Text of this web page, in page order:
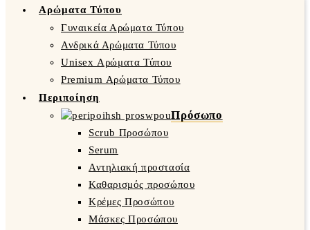
Αρώματα Τύπου
Γυναικεία Αρώματα Τύπου
Ανδρικά Αρώματα Τύπου
Unisex Αρώματα Τύπου
Premium Αρώματα Τύπου
Περιποίηση
Πρόσωπο
Scrub Προσώπου
Serum
Αντηλιακή προστασία
Καθαρισμός προσώπου
Κρέμες Προσώπου
Μάσκες Προσώπου